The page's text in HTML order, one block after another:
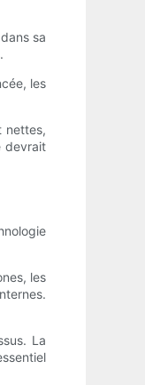
sa
les
nettes,
devrait
les
La